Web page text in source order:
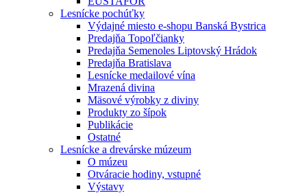
Lesnícke pochúťky
Výdajné miesto e-shopu Banská Bystrica
Predajňa Topoľčianky
Predajňa Semenoles Liptovský Hrádok
Predajňa Bratislava
Lesnícke medailové vína
Mrazená divina
Mäsové výrobky z diviny
Produkty zo šípok
Publikácie
Ostatné
Lesnícke a drevárske múzeum
O múzeu
Otváracie hodiny, vstupné
Výstavy